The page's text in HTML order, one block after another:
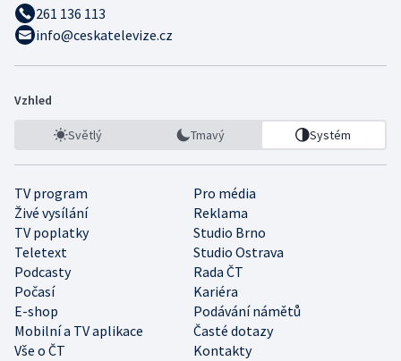
261 136 113
info@ceskatelevize.cz
Vzhled
Světlý Tmavý Systém
TV program
Pro média
Živé vysílání
Reklama
TV poplatky
Studio Brno
Teletext
Studio Ostrava
Podcasty
Rada ČT
Počasí
Kariéra
E-shop
Podávání námětů
Mobilní a TV aplikace
Časté dotazy
Vše o ČT
Kontakty